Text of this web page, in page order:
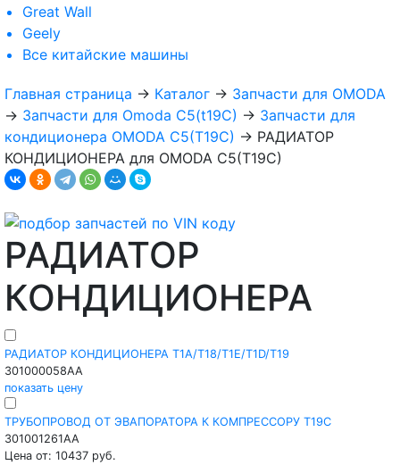
Great Wall
Geely
Все китайские машины
Главная страница → Каталог → Запчасти для OMODA
→ Запчасти для Omoda C5(t19C) → Запчасти для
кондиционера OMODA C5(T19C) → РАДИАТОР
КОНДИЦИОНЕРА для OMODA C5(T19C)
РАДИАТОР
КОНДИЦИОНЕРА
РАДИАТОР КОНДИЦИОНЕРА T1A/T18/T1E/T1D/T19
301000058AA
показать цену
ТРУБОПРОВОД ОТ ЭВАПОРАТОРА К КОМПРЕССОРУ T19C
301001261AA
Цена от: 10437 руб.